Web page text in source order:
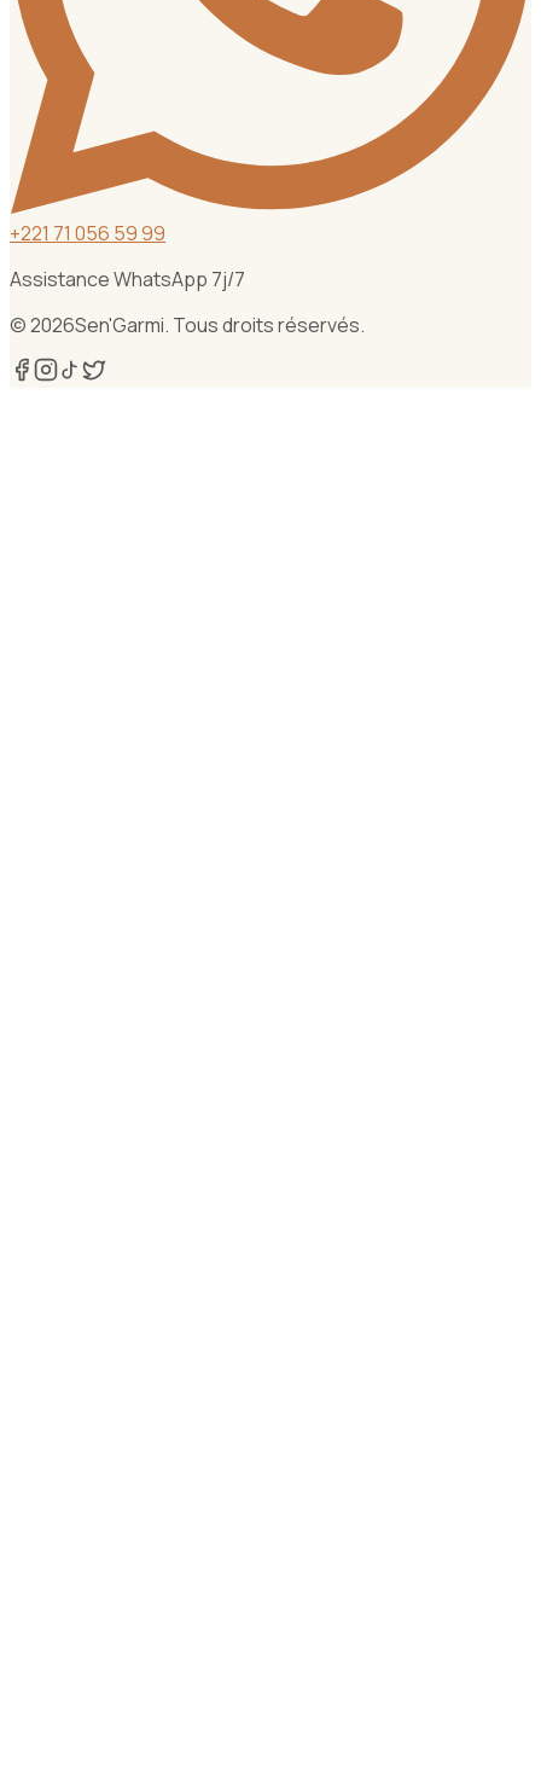
+221 71 056 59 99
Assistance WhatsApp 7j/7
©2026Sen'Garmi. Tous droits réservés.